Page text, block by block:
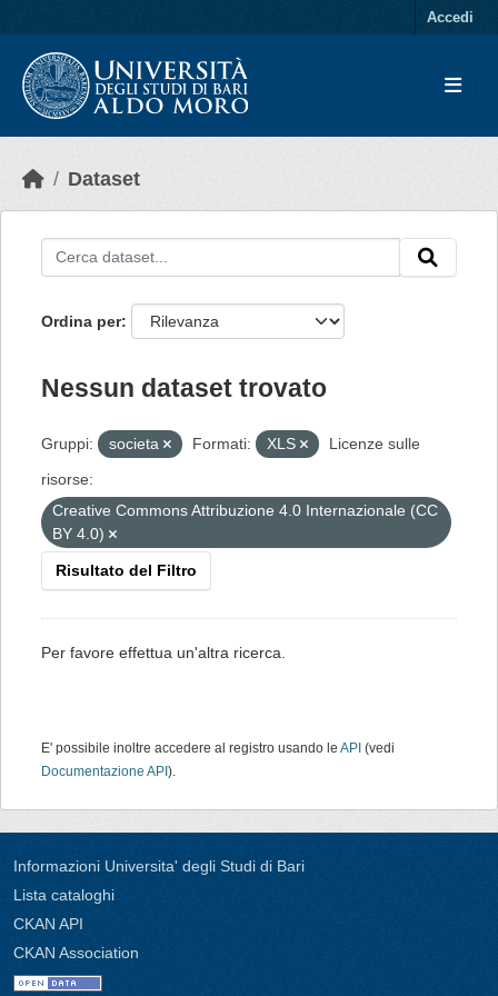
Accedi
Dataset
Ordina per
Nessun dataset trovato
Gruppi: societa Formati: XLS
Licenze sulle
risorse:
Creative Commons Attribuzione 4.0 Internazionale (CC
BY 4.0)
Risultato del Filtro
Per favore effettua un'altra ricerca.
E' possibile inoltre accedere al registro usando le API (vedi
Documentazione API ).
Informazioni Universita' degli Studi di Bari
Lista cataloghi
CKAN API
CKAN Association